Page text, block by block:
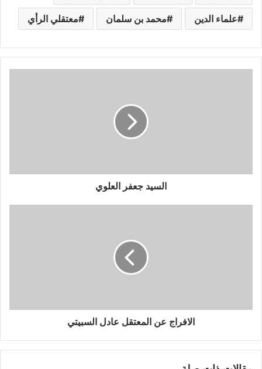
علماء الدين محمد بن سلمان معتقلي الرأي
السيد جعفر العلوي
الافراج عن المعتقل عادل السبيتي